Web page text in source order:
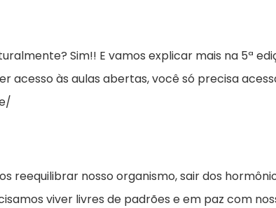
Sim!! E vamos explicar mais na 5ª
acesso às aulas abertas, você só precisa
reequilibrar nosso organismo, sair dos
viver livres de padrões e em paz com